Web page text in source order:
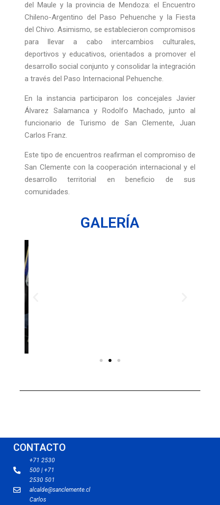
del Maule y la provincia de Mendoza: el Encuentro
Chileno-Argentino del Paso Pehuenche y la Fiesta
del Chivo. Asimismo, se establecieron compromisos
para llevar a cabo intercambios culturales,
deportivos y educativos, orientados a promover el
desarrollo social conjunto y consolidar la integración
a través del Paso Internacional Pehuenche.
En la instancia participaron los concejales Javier
Álvarez Salamanca y Rodolfo Machado, junto al
funcionario de Turismo de San Clemente, Juan
Carlos Franz.
Este tipo de encuentros reafirman el compromiso de
San Clemente con la cooperación internacional y el
desarrollo territorial en beneficio de sus
comunidades.
GALERÍA
CONTACTO
+71 2530
500 | +71
2530 501
alcalde@sanclemente.cl
Carlos